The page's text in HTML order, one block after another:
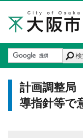
計画調整局
導指針等で